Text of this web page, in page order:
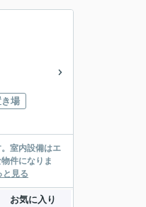
場
室内設備はエ
件になりま
と見る
お気に入り